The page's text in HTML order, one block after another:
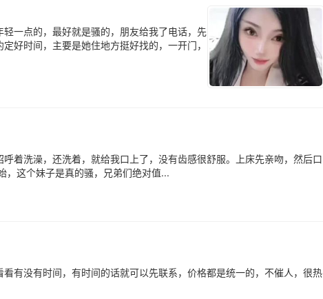
一点的，最好就是骚的，朋友给我了电话，先
好时间，主要是她住地方挺好找的，一开门，
着洗澡，还洗着，就给我口上了，没有齿感很舒服。上床先亲吻，然后口
，这个妹子是真的骚，兄弟们绝对值...
有没有时间，有时间的话就可以先联系，价格都是统一的，不催人，很热